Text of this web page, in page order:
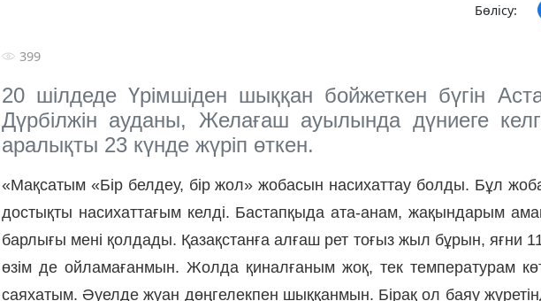
Бөлісу:
399
20 шілдеде Үрімшіден шыққан бойжеткен бүгін
Дүрбілжін ауданы, Желағаш ауылында дүниеге
аралықты 23 күнде жүріп өткен.
«Мақсатым «Бір белдеу, бір жол» жобасын насихаттау болды. Бұл
достықты насихаттағым келді. Бастапқыда ата-анам, жақындарым
барлығы мені қолдады. Қазақстанға алғаш рет тоғыз жыл бұрын, яғни
өзім де ойламағанмын. Жолда қиналғаным жоқ, тек температурам
саяхатым. Әуелде жуан дөңгелекпен шыққанмын. Бірақ ол баяу